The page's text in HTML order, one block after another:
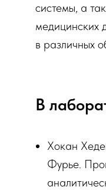
системы, а
медицинских
в различных
В
Хокан
Фурье.